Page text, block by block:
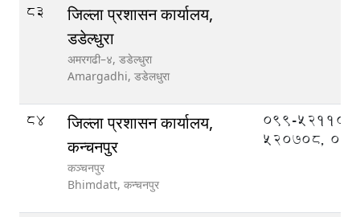
83
जिल्ला प्रशासन कार्यालय,
डडेल्धुरा
अमरगढी–४, डडेल्धुरा
Amargadhi, डडेलधुरा
84
जिल्ला प्रशासन कार्यालय,
कन्चनपुर
कञ्चनपुर
Bhimdatt, कन्चनपुर
099-
520708,